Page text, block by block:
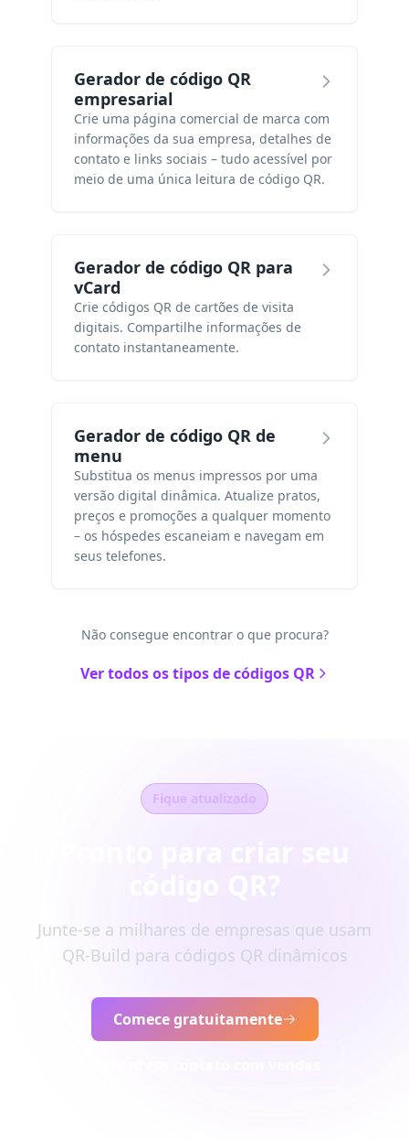
Gerador de código QR
empresarial
Crie uma página comercial de marca com
informações da sua empresa, detalhes de
contato e links sociais – tudo acessível por
meio de uma única leitura de código QR.
Gerador de código QR para
vCard
Crie códigos QR de cartões de visita
digitais. Compartilhe informações de
contato instantaneamente.
Gerador de código QR de
menu
Substitua os menus impressos por uma
versão digital dinâmica. Atualize pratos,
preços e promoções a qualquer momento
– os hóspedes escaneiam e navegam em
seus telefones.
Não consegue encontrar o que procura?
Ver todos os tipos de códigos QR
Fique atualizado
Junte-se a milhares de empresas que usam
QR-Build para códigos QR dinâmicos
Comece gratuitamente